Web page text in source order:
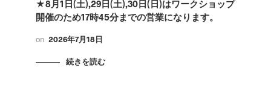
★8月1日(土),29日(土),30日(日)はワークショップ
開催のため17時45分までの営業になります。
on 2026年7月18日
続きを読む